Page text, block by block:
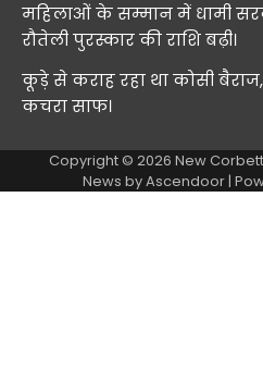
महिलाओं के सम्मान में धामी
रौतेली पुरस्कार की राशि बढ़ी।
कूड़े से कराह रहा था कोसी बैराज,
कचरा साफ।
Copyright © 2026 New
News byAscendoor|